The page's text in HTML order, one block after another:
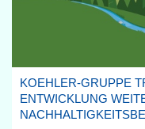
KOEHLER-GRUPPE
ENTWICKLUNG